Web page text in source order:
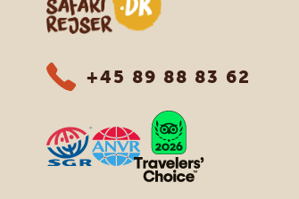
+45 89 88 83 62